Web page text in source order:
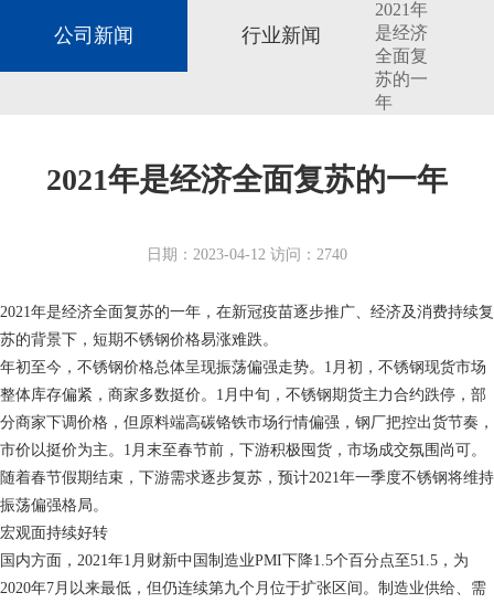
公司新闻 行业新闻
2021年
是经济
全面复
苏的一
年
2021年是经济全面复苏的一年
日期：2023-04-12 访问：2740
2021年是经济全面复苏的一年，在新冠疫苗逐步推广、经济及消费持续复
苏的背景下，短期不锈钢价格易涨难跌。
年初至今，不锈钢价格总体呈现振荡偏强走势。1月初，不锈钢现货市场
整体库存偏紧，商家多数挺价。1月中旬，不锈钢期货主力合约跌停，部
分商家下调价格，但原料端高碳铬铁市场行情偏强，钢厂把控出货节奏，
市价以挺价为主。1月末至春节前，下游积极囤货，市场成交氛围尚可。
随着春节假期结束，下游需求逐步复苏，预计2021年一季度不锈钢将维持
振荡偏强格局。
宏观面持续好转
国内方面，2021年1月财新中国制造业PMI下降1.5个百分点至51.5，为
2020年7月以来最低，但仍连续第九个月位于扩张区间。制造业供给、需